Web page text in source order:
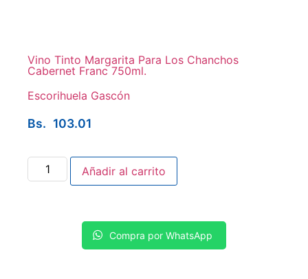
Vino Tinto Margarita Para Los Chanchos
Cabernet Franc 750ml.
Escorihuela Gascón
Bs. 103.01
Añadir al carrito
Compra por WhatsApp